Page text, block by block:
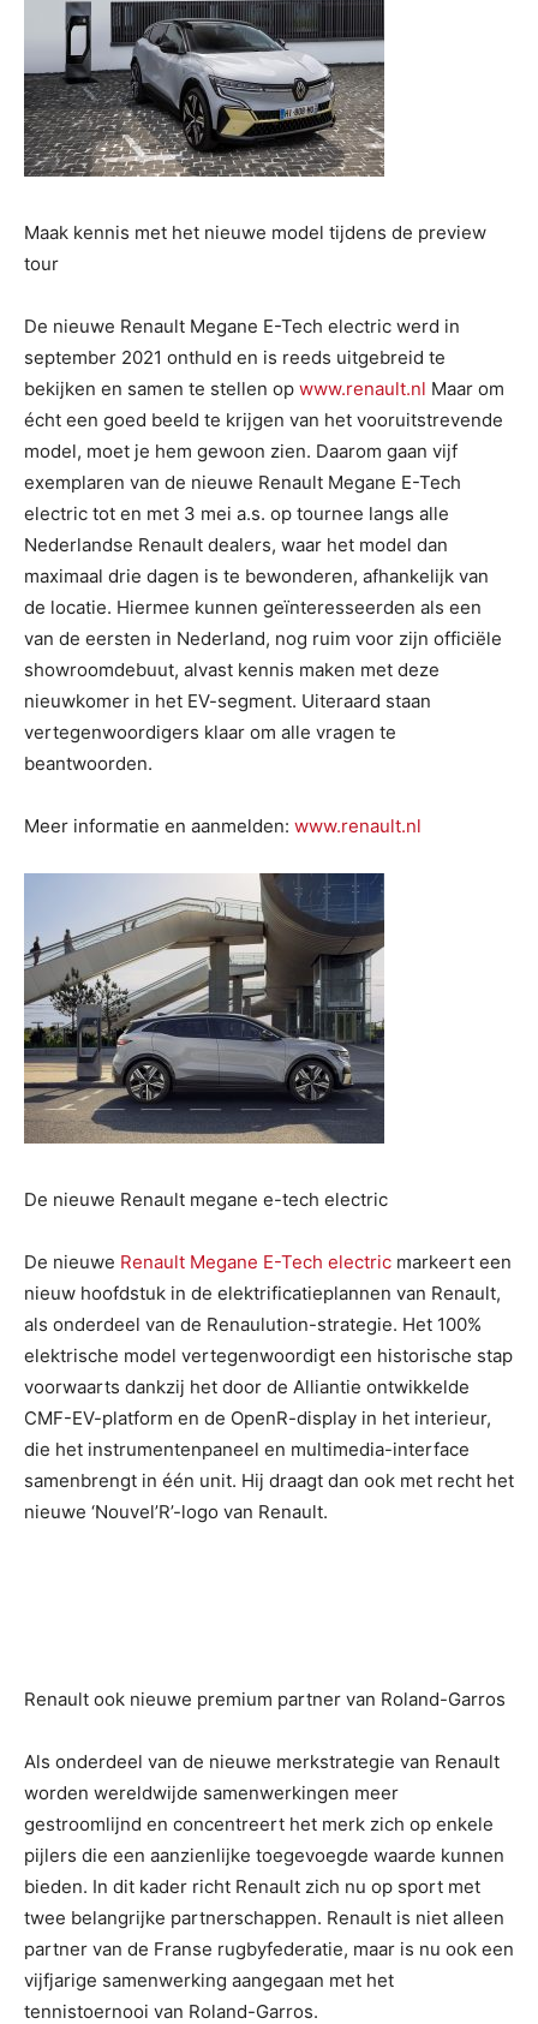
Maak kennis met het nieuwe model tijdens de preview
tour
De nieuwe Renault Megane E-Tech electric werd in
september 2021 onthuld en is reeds uitgebreid te
bekijken en samen te stellen op www.renault.nl Maar om
écht een goed beeld te krijgen van het vooruitstrevende
model, moet je hem gewoon zien. Daarom gaan vijf
exemplaren van de nieuwe Renault Megane E-Tech
electric tot en met 3 mei a.s. op tournee langs alle
Nederlandse Renault dealers, waar het model dan
maximaal drie dagen is te bewonderen, afhankelijk van
de locatie. Hiermee kunnen geïnteresseerden als een
van de eersten in Nederland, nog ruim voor zijn officiële
showroomdebuut, alvast kennis maken met deze
nieuwkomer in het EV-segment. Uiteraard staan
vertegenwoordigers klaar om alle vragen te
beantwoorden.
Meer informatie en aanmelden: www.renault.nl
De nieuwe Renault megane e-tech electric
De nieuwe Renault Megane E-Tech electric markeert een
nieuw hoofdstuk in de elektrificatieplannen van Renault,
als onderdeel van de Renaulution-strategie. Het 100%
elektrische model vertegenwoordigt een historische stap
voorwaarts dankzij het door de Alliantie ontwikkelde
CMF-EV-platform en de OpenR-display in het interieur,
die het instrumentenpaneel en multimedia-interface
samenbrengt in één unit. Hij draagt dan ook met recht het
nieuwe ‘Nouvel’R’-logo van Renault.
Renault ook nieuwe premium partner van Roland-Garros
Als onderdeel van de nieuwe merkstrategie van Renault
worden wereldwijde samenwerkingen meer
gestroomlijnd en concentreert het merk zich op enkele
pijlers die een aanzienlijke toegevoegde waarde kunnen
bieden. In dit kader richt Renault zich nu op sport met
twee belangrijke partnerschappen. Renault is niet alleen
partner van de Franse rugbyfederatie, maar is nu ook een
vijfjarige samenwerking aangegaan met het
tennistoernooi van Roland-Garros.